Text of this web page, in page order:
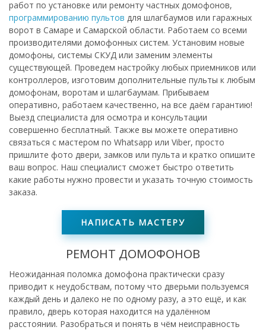
работ по установке или ремонту частных домофонов,
программированию пультов для шлагбаумов или гаражных
ворот в Самаре и Самарской области. Работаем со всеми
производителями домофонных систем. Установим новые
домофоны, системы СКУД или заменим элементы
существующей. Проведем настройку любых приемников или
контроллеров, изготовим дополнительные пульты к любым
домофонам, воротам и шлагбаумам. Прибываем
оперативно, работаем качественно, на все даём гарантию!
Выезд специалиста для осмотра и консультации
совершенно бесплатный. Также вы можете оперативно
связаться с мастером по Whatsapp или Viber, просто
пришлите фото двери, замков или пульта и кратко опишите
ваш вопрос. Наш специалист сможет быстро ответить
какие работы нужно провести и указать точную стоимость
заказа.
НАПИСАТЬ МАСТЕРУ
РЕМОНТ ДОМОФОНОВ
Неожиданная поломка домофона практически сразу
приводит к неудобствам, потому что дверьми пользуемся
каждый день и далеко не по одному разу, а это ещё, и как
правило, дверь которая находится на удалённом
расстоянии. Разобраться и понять в чём неисправность